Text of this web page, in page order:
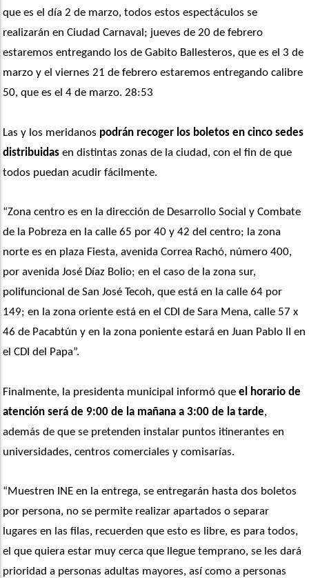
que es el día 2 de marzo, todos estos espectáculos se
realizarán en Ciudad Carnaval; jueves de 20 de febrero
estaremos entregando los de Gabito Ballesteros, que es el 3 de
marzo y el viernes 21 de febrero estaremos entregando calibre
50, que es el 4 de marzo. 28:53
Las y los meridanos podrán recoger los boletos en cinco sedes
distribuidas en distintas zonas de la ciudad, con el fin de que
todos puedan acudir fácilmente.
“Zona centro es en la dirección de Desarrollo Social y Combate
de la Pobreza en la calle 65 por 40 y 42 del centro; la zona
norte es en plaza Fiesta, avenida Correa Rachó, número 400,
por avenida José Díaz Bolio; en el caso de la zona sur,
polifuncional de San José Tecoh, que está en la calle 64 por
149; en la zona oriente está en el CDI de Sara Mena, calle 57 x
46 de Pacabtún y en la zona poniente estará en Juan Pablo II en
el CDI del Papa”.
Finalmente, la presidenta municipal informó que el horario de
atención será de 9:00 de la mañana a 3:00 de la tarde,
además de que se pretenden instalar puntos itinerantes en
universidades, centros comerciales y comisarías.
“Muestren INE en la entrega, se entregarán hasta dos boletos
por persona, no se permite realizar apartados o separar
lugares en las filas, recuerden que esto es libre, es para todos,
el que quiera estar muy cerca que llegue temprano, se les dará
prioridad a personas adultas mayores, así como a personas